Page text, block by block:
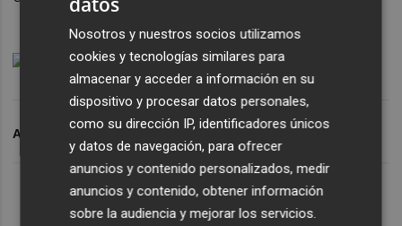
ARCHIVADO EN VALENCIA CF CALENDARIO LALIGA
Nosotros y nuestros socios utilizamos
cookies y tecnologías similares para
almacenar y acceder a información en su
dispositivo y procesar datos personales,
como su dirección IP, identificadores únicos
y datos de navegación, para ofrecer
anuncios y contenido personalizados, medir
anuncios y contenido, obtener información
sobre la audiencia y mejorar los servicios.